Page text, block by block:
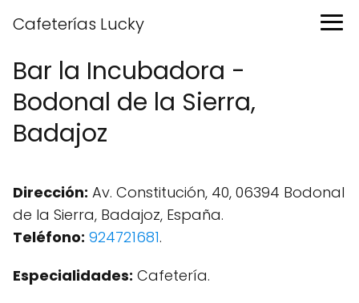
Cafeterías Lucky
Bar la Incubadora -
Bodonal de la Sierra,
Badajoz
Dirección: Av. Constitución, 40, 06394 Bodonal
de la Sierra, Badajoz, España.
Teléfono: 924721681.
Especialidades: Cafetería.